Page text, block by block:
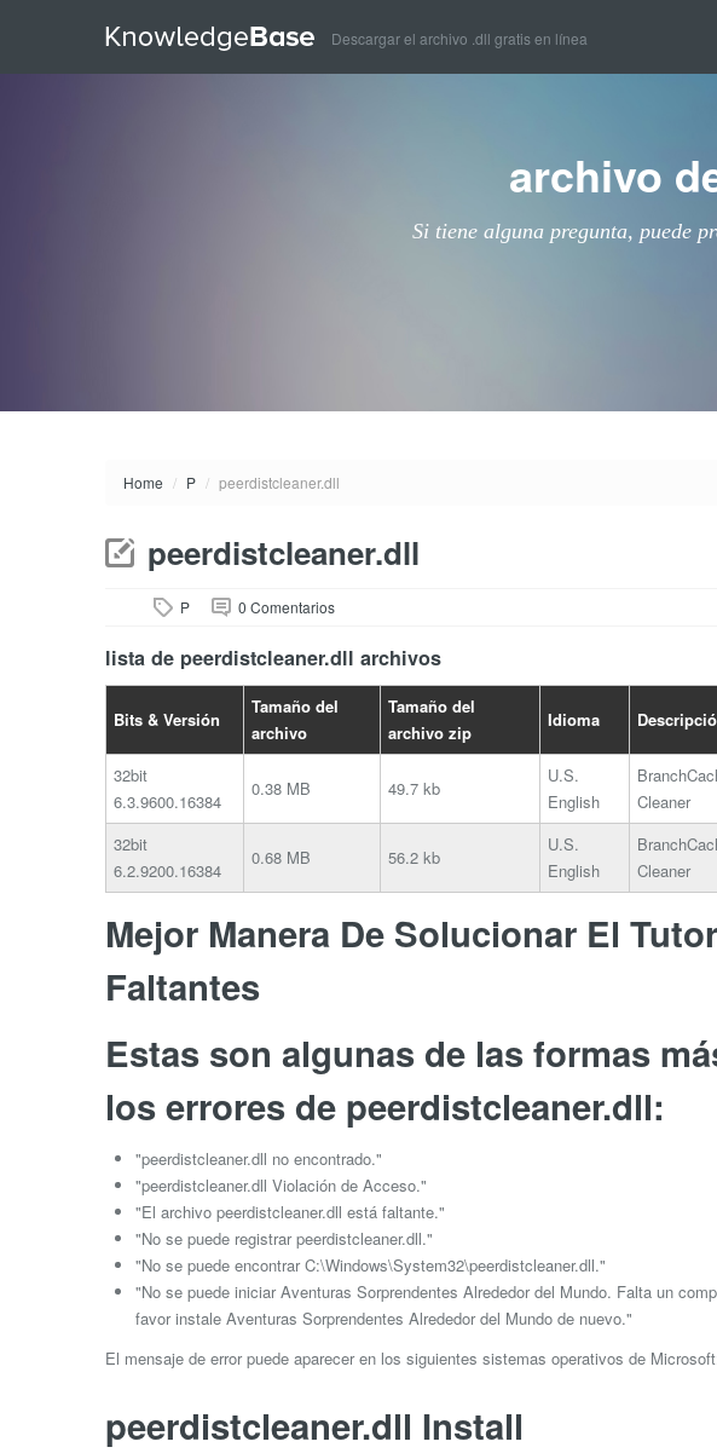
Descargar el archivo .dll gratis en línea
archivo
Si tiene alguna pregunta, puede
Home / P / peerdistcleaner.dll
peerdistcleaner.dll
P 0 Comentarios
lista de peerdistcleaner.dll archivos
Bits & Versión
Tamaño del
archivo
Tamaño del
archivo zip
Idioma
32bit
6.3.9600.16384
0.38 MB 49.7 kb
U.S.
English
Cleaner
32bit
6.2.9200.16384
0.68 MB 56.2 kb
U.S.
English
Cleaner
Mejor Manera De Solucionar El
Faltantes
Estas son algunas de las formas
los errores de peerdistcleaner.dll:
"peerdistcleaner.dll no encontrado."
"peerdistcleaner.dll Violación de Acceso."
"El archivo peerdistcleaner.dll está faltante."
"No se puede registrar peerdistcleaner.dll."
"No se puede encontrar C:\Windows\System32\peerdistcleaner.dll."
"No se puede iniciar Aventuras Sorprendentes Alrededor del Mundo. Falta un
favor instale Aventuras Sorprendentes Alrededor del Mundo de nuevo."
El mensaje de error puede aparecer en los siguientes sistemas operativos de
peerdistcleaner.dll Install